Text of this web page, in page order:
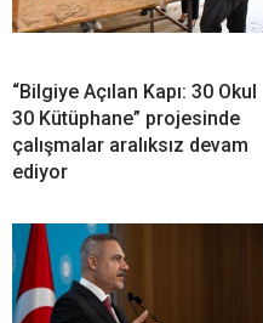
“Bilgiye Açılan Kapı: 30 Okul
30 Kütüphane” projesinde
çalışmalar aralıksız devam
ediyor